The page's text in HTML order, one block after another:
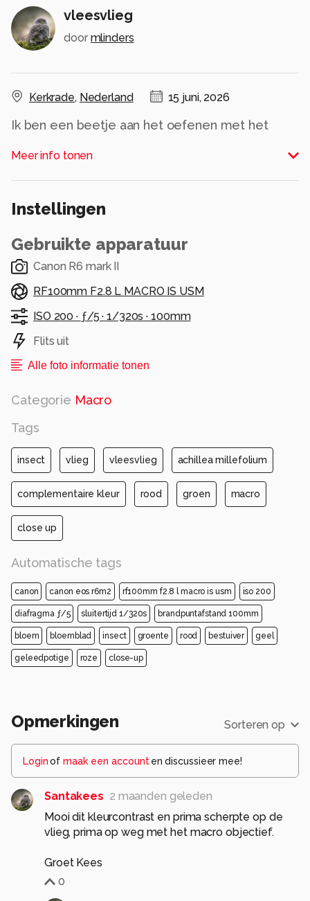
vleesvlieg
door mlinders
Kerkrade, Nederland 15 juni, 2026
Ik ben een beetje aan het oefenen met het
alvast een van mijn eerste pogingen. Wat mij
hierin aantrok waren de complementaire
elkaar op de kleurencirkel en versterken elkaar.
Alle rechten voorbehouden
Meer info tonen
Instellingen
Gebruikte apparatuur
Canon R6 mark II
RF100mm F2.8 L MACRO IS USM
ISO 200 · ƒ/5 ·1/320s ·100mm
Flits uit
Alle foto informatie tonen
Categorie Macro
Tags
insect vlieg vleesvlieg achillea millefolium
complementaire kleur rood groen macro
close up
Automatische tags
canon canon eos r6m2 rf100mm f2.8 l macro is usm iso 200
diafragma ƒ/5 sluitertijd 1/320s brandpuntafstand 100mm
bloem bloemblad insect groente rood bestuiver geel
geleedpotige roze close-up
Opmerkingen Sorteren op
Loginof maak een account en discussieer mee!
Santakees 2 maanden geleden
Mooi dit kleurcontrast en prima scherpte op de
vlieg, prima op weg met het macro objectief.
Groet Kees
0